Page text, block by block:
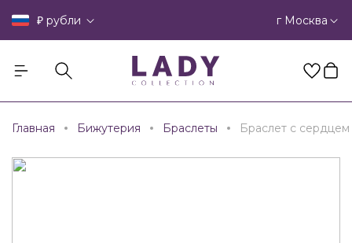
₽ рубли г Москва
Главная Бижутерия Браслеты Браслет с сердцем